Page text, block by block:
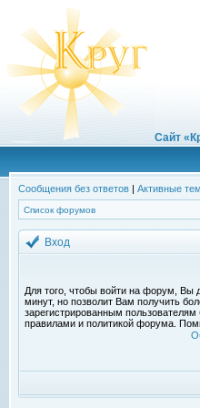
Сайт
Сообщения без ответов | Активные
Список форумов
Вход
Для того, чтобы войти на форум, Вы
минут, но позволит Вам получить
зарегистрированным
правилами и политикой форума.